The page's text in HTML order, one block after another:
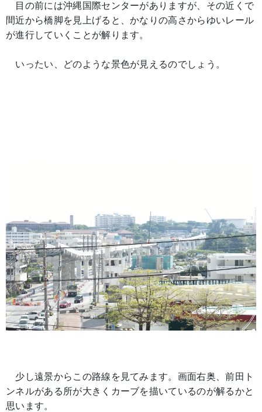
目の前には沖縄国際センターがありますが、その近くで
間近から橋脚を見上げると、かなりの高さからゆいレール
が進行していくことが解ります。
いったい、どのような景色が見えるのでしょう。
少し遠景からこの路線を見てみます。画面右奥、前田ト
ンネルがある所が大きくカーブを描いているのが解るかと
思います。